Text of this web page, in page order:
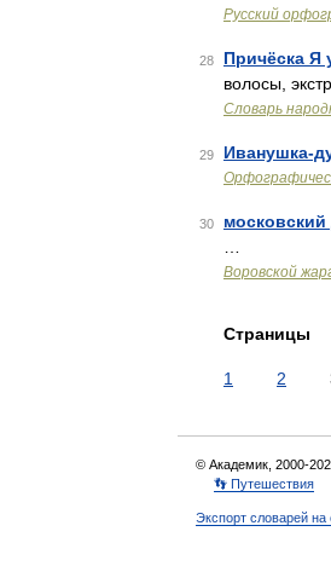
Русский
28 Причёска Я
волосы,
Словарь
29 Иванушка-
30 московский
Воровской
Страницы
1 2
© Академик, 2000-
👣 Путешествия
Экспорт словарей на